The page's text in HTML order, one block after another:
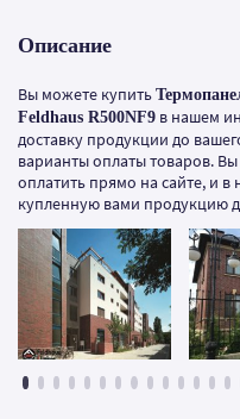
Описание
Вы можете купить
Feldhaus R500NF9 в нашем
доставку продукции до
варианты оплаты товаров.
оплатить прямо на сайте, и
купленную вами продукцию